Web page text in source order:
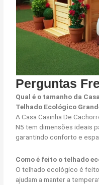
Perguntas
Qual é o tamanho da
Telhado Ecológico
A Casa Casinha De
N5 tem dimensões ideais
garantindo conforto e
Como é feito o telhado
O telhado ecológico é
ajudam a manter a